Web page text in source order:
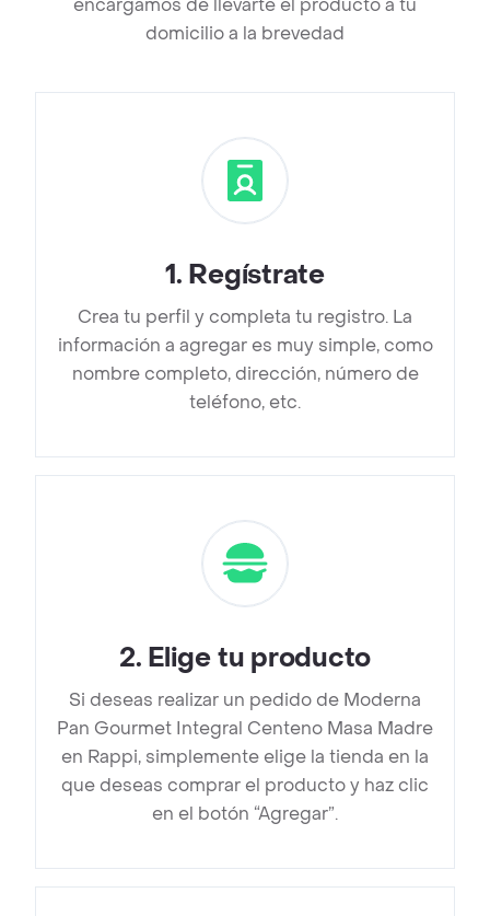
encargamos de llevarte el producto a tu
domicilio a la brevedad
1. Regístrate
Crea tu perfil y completa tu registro. La
información a agregar es muy simple, como
nombre completo, dirección, número de
teléfono, etc.
2. Elige tu producto
Si deseas realizar un pedido de Moderna
Pan Gourmet Integral Centeno Masa Madre
en Rappi, simplemente elige la tienda en la
que deseas comprar el producto y haz clic
en el botón “Agregar”.